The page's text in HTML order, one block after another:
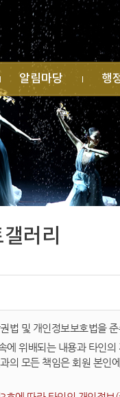
알림마당
공지사항
가정통신문
행사 안내
수상 실적
명예의 전당
각종 규정
각종 서식
민원 신청
행
학교회계
법인지
학교발
물품 및
업무추
수익자
행
학교시
러리
법 및 개인정보보호법을 준
에 위배되는 내용과 타인
의 모든 책임은 회원 본인